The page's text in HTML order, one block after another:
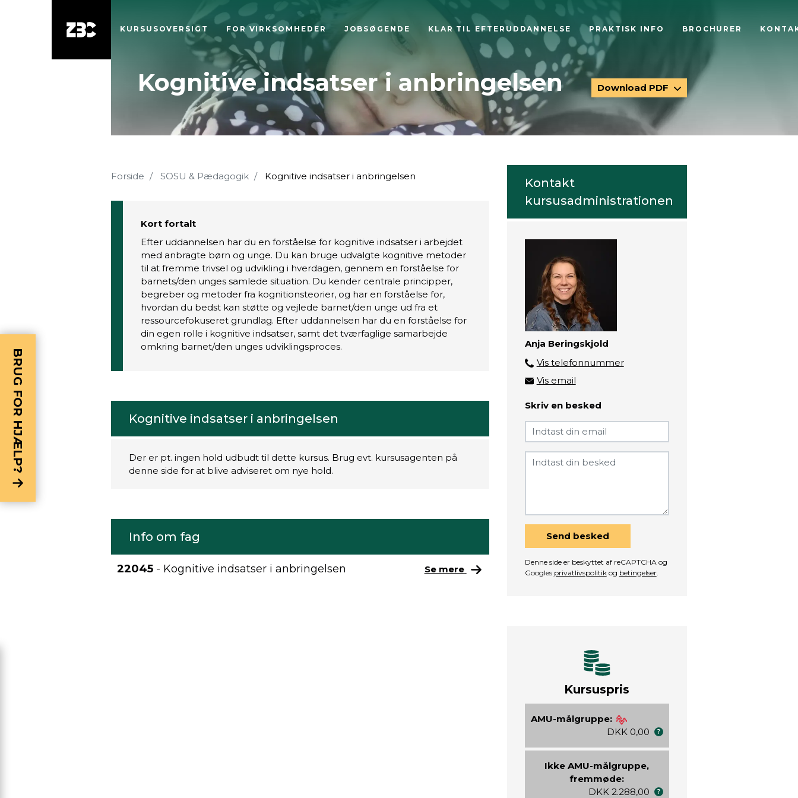
KURSUSOVERSIGT FOR VIRKSOMHEDER JOBSØGENDE KLAR TIL EFTERUDDANNELSE PRAKTISK INFO BROCHURER
Kognitive indsatser i anbringelsen Download PDF
Forside SOSU & Pædagogik Kognitive indsatser i anbringelsen
Kort fortalt
Efter uddannelsen har du en forståelse for kognitive indsatser i arbejdet
med anbragte børn og unge. Du kan bruge udvalgte kognitive metoder
til at fremme trivsel og udvikling i hverdagen, gennem en forståelse for
barnets/den unges samlede situation. Du kender centrale principper,
begreber og metoder fra kognitionsteorier, og har en forståelse for,
hvordan du bedst kan støtte og vejlede barnet/den unge ud fra et
ressourcefokuseret grundlag. Efter uddannelsen har du en forståelse for
din egen rolle i kognitive indsatser, samt det tværfaglige samarbejde
omkring barnet/den unges udviklingsproces.
Kognitive indsatser i anbringelsen
Der er pt. ingen hold udbudt til dette kursus. Brug evt. kursusagenten på
denne side for at blive adviseret om nye hold.
Info om fag
22045 - Kognitive indsatser i anbringelsen Se mere
Kontakt
kursusadministrationen
Anja Beringskjold
Vis telefonnummer
4133 4834
Vis email
anjb@zbc.dk
Skriv en besked
Send besked
Denne side er beskyttet af reCAPTCHA og
Googles privatlivspolitikog betingelser.
Kursuspris
AMU-målgruppe:
DKK 0,00
Ikke AMU-målgruppe,
fremmøde:
DKK 2.288,00
BRUG FOR HJÆLP?